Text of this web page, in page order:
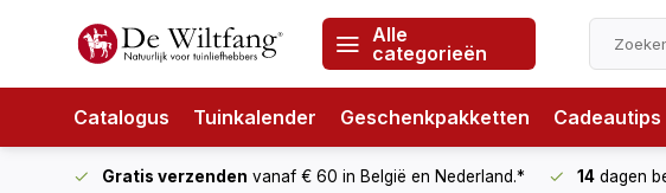
Alle
categorieën
Catalogus Tuinkalender Geschenkpakketten Cadeautips
Gratis verzenden vanaf € 60 in België en Nederland.* 14 dagen